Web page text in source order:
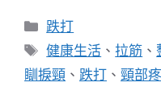
分
類
跌打
標
籤
健康生活 、 拉筋 、
瞓捩頸 、 跌打 、 頸部